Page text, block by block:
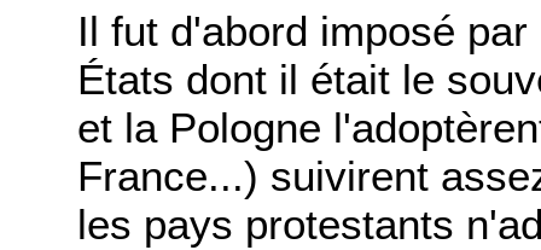
Il fut d'abord imposé
États dont il était le
et la Pologne
France...) suivirent
les pays protestants